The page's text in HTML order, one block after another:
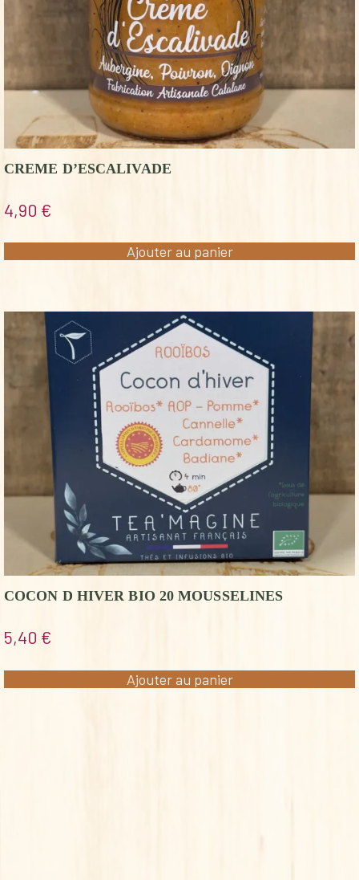
CREME D’ESCALIVADE
4,90 €
Ajouter au panier
COCON D HIVER BIO 20 MOUSSELINES
5,40 €
Ajouter au panier